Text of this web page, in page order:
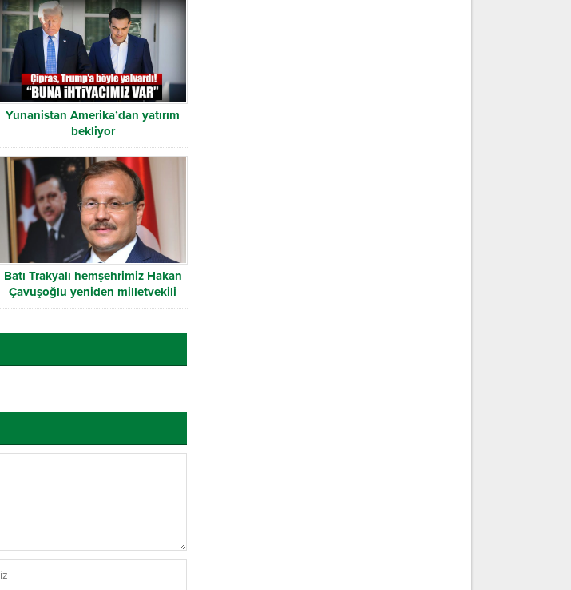
Yunanistan Amerika’dan yatırım
bekliyor
Batı Trakyalı hemşehrimiz Hakan
Çavuşoğlu yeniden milletvekili
seçildi